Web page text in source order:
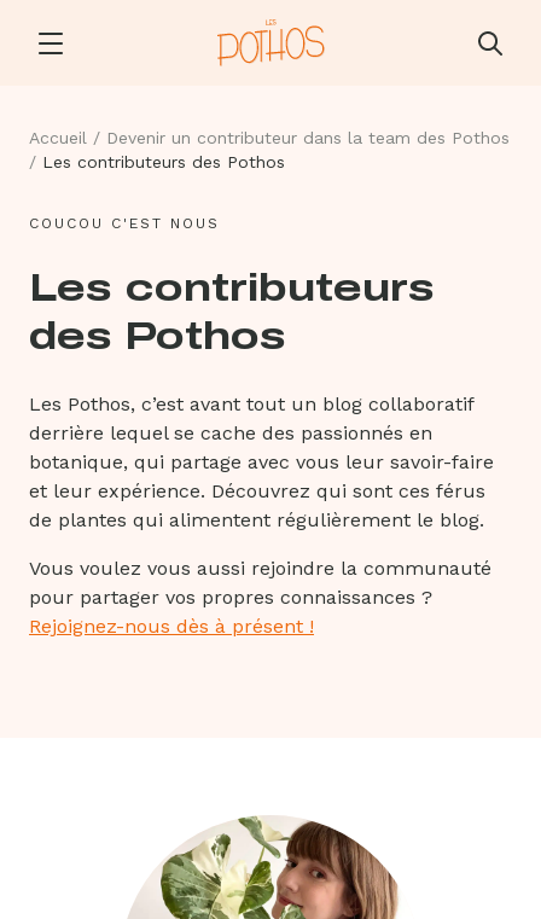
Accueil / Devenir un contributeur dans la team des Pothos
/ Les contributeurs des Pothos
COUCOU C'EST NOUS
Les contributeurs
des Pothos
Les Pothos, c’est avant tout un blog collaboratif
derrière lequel se cache des passionnés en
botanique, qui partage avec vous leur savoir-faire
et leur expérience. Découvrez qui sont ces férus
de plantes qui alimentent régulièrement le blog.
Vous voulez vous aussi rejoindre la communauté
pour partager vos propres connaissances ?
Rejoignez-nous dès à présent !